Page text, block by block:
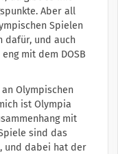
Aber all
Spielen
dafür, und auch
mit dem DOSB
Olympischen
ist Olympia
mit
sind das
und dabei hat der